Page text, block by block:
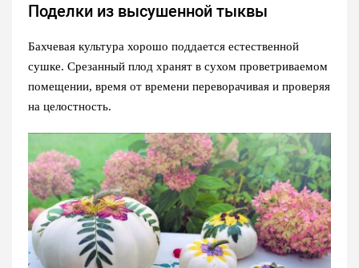
Поделки из высушенной тыквы
Бахчевая культура хорошо поддается естественной
сушке. Срезанный плод хранят в сухом проветриваемом
помещении, время от времени переворачивая и проверяя
на целостность.